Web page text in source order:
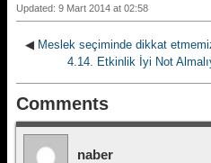
Updated: 9 Mart 2014 at 02:58
◀ Meslek seçiminde dikkat
4.14. Etkinlik İyi Not
Comments
naber